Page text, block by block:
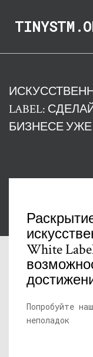
LABEL:
БИЗНЕСЕ
White
Попробуйте
неполадок